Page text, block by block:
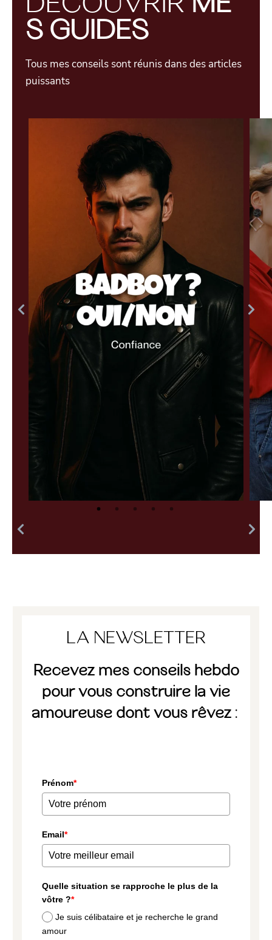
S GUIDES
Tous mes conseils sont réunis dans des articles
puissants
LA NEWSLETTER
Recevez mes conseils hebdo
pour vous construire la vie
amoureuse dont vous rêvez :
Prénom*
Email*
Quelle situation se rapproche le plus de la
vôtre ?*
Je suis célibataire et je recherche le grand
amour